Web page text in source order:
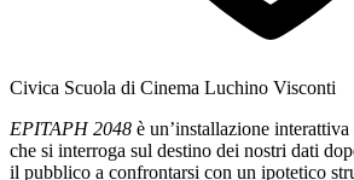
Civica Scuola di Cinema Luchino Visconti
EPITAPH 2048 è un’installazione
che si interroga sul destino dei nostri dati
il pubblico a confrontarsi con un ipotetico